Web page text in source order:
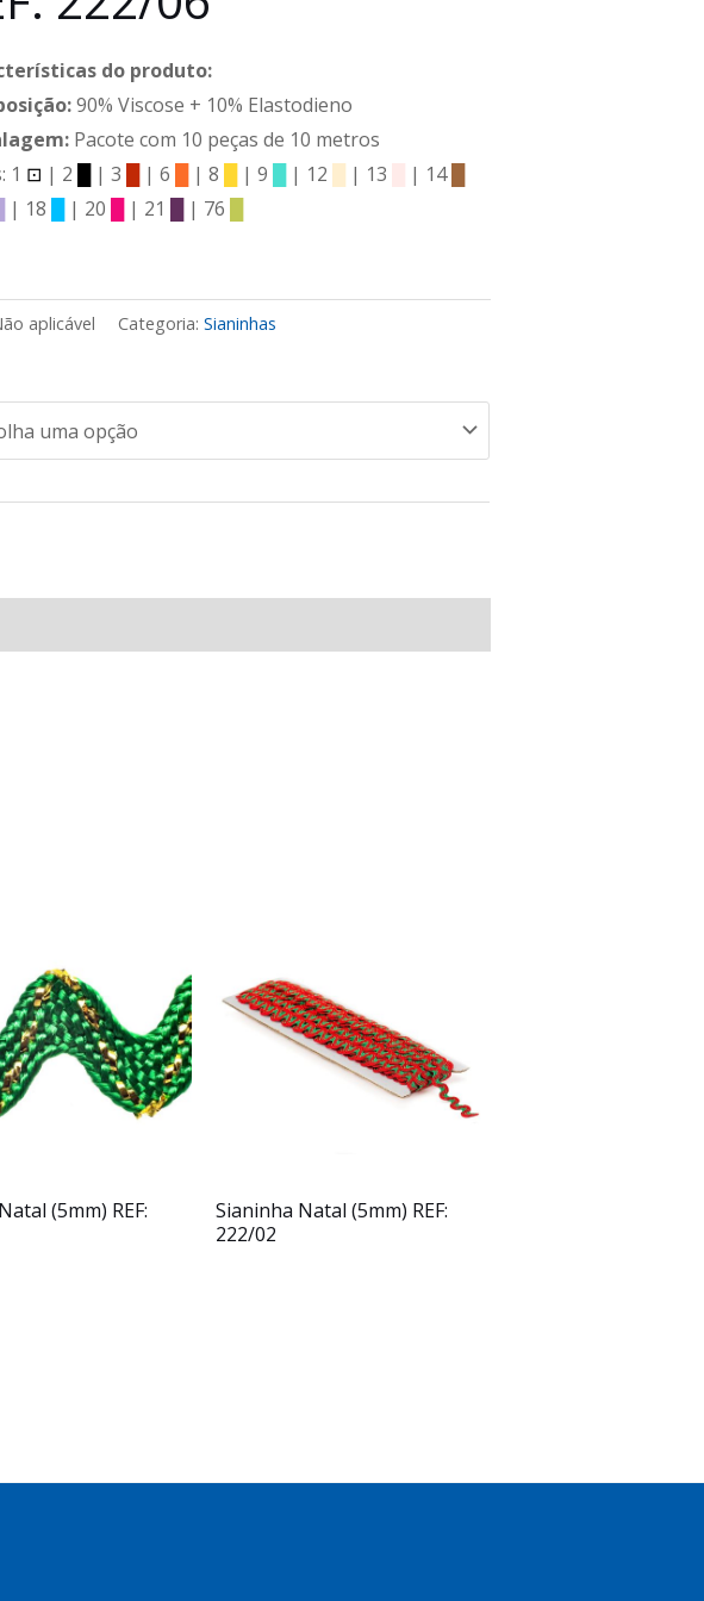
do produto:
90% Viscose + 10% Elastodieno
Pacote com 10 peças de 10 metros
1 ⊡ | 2 | 3 | 6 | 8 | 9 | 12 | 13 | 14
| 18 | 20 | 21 | 76
aplicável Categoria:Sianinhas
(5mm) REF:
Sianinha Natal (5mm) REF:
222/02